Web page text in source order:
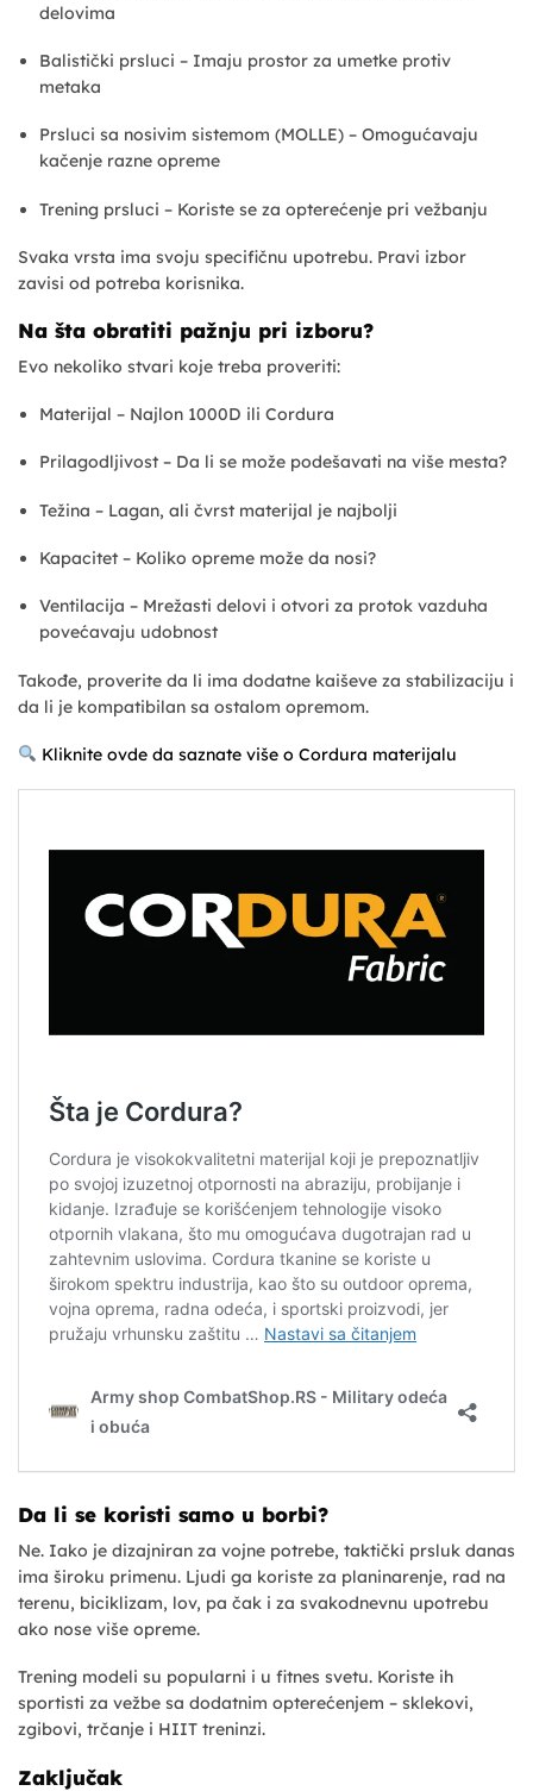
delovima
Balistički prsluci – Imaju prostor za umetke protiv
metaka
Prsluci sa nosivim sistemom (MOLLE) – Omogućavaju
kačenje razne opreme
Trening prsluci – Koriste se za opterećenje pri vežbanju
Svaka vrsta ima svoju specifičnu upotrebu. Pravi izbor
zavisi od potreba korisnika.
Na šta obratiti pažnju pri izboru?
Evo nekoliko stvari koje treba proveriti:
Materijal – Najlon 1000D ili Cordura
Prilagodljivost – Da li se može podešavati na više mesta?
Težina – Lagan, ali čvrst materijal je najbolji
Kapacitet – Koliko opreme može da nosi?
Ventilacija – Mrežasti delovi i otvori za protok vazduha
povećavaju udobnost
Takođe, proverite da li ima dodatne kaiševe za stabilizaciju i
da li je kompatibilan sa ostalom opremom.
Kliknite ovde da saznate više o Cordura materijalu
Da li se koristi samo u borbi?
Ne. Iako je dizajniran za vojne potrebe, taktički prsluk danas
ima široku primenu. Ljudi ga koriste za planinarenje, rad na
terenu, biciklizam, lov, pa čak i za svakodnevnu upotrebu
ako nose više opreme.
Trening modeli su popularni i u fitnes svetu. Koriste ih
sportisti za vežbe sa dodatnim opterećenjem – sklekovi,
zgibovi, trčanje i HIIT treninzi.
Zaključak